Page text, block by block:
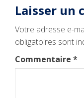
Laisser un
Votre adresse e-
obligatoires sont
Commentaire *